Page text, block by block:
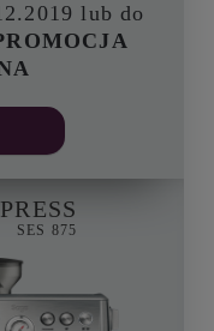
lub do
SES 875